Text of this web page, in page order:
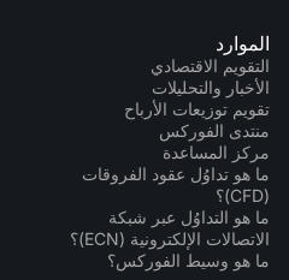
الموارد
التقويم الاقتصادي
الأخبار والتحليلات
تقويم توزيعات الأرباح
منتدى الفوركس
مركز المساعدة
ما هو تداوُل عقود الفروقات
(CFD)؟
ما هو التداوُل عبر شبكة
الاتصالات الإلكترونية (ECN)؟
ما هو وسيط الفوركس؟